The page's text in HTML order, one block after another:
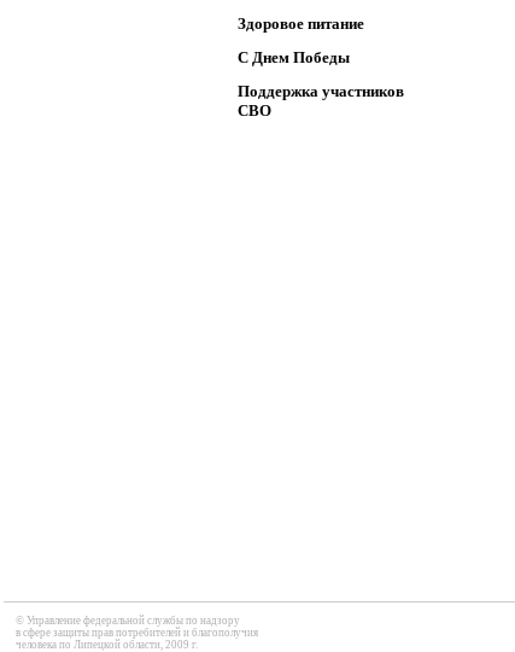
Здоровое питание
C Днем Победы
Поддержка участников
СВО
© Управление федеральной службы по надзору
в сфере защиты прав потребителей и благополучия
человека по Липецкой области, 2009 г.